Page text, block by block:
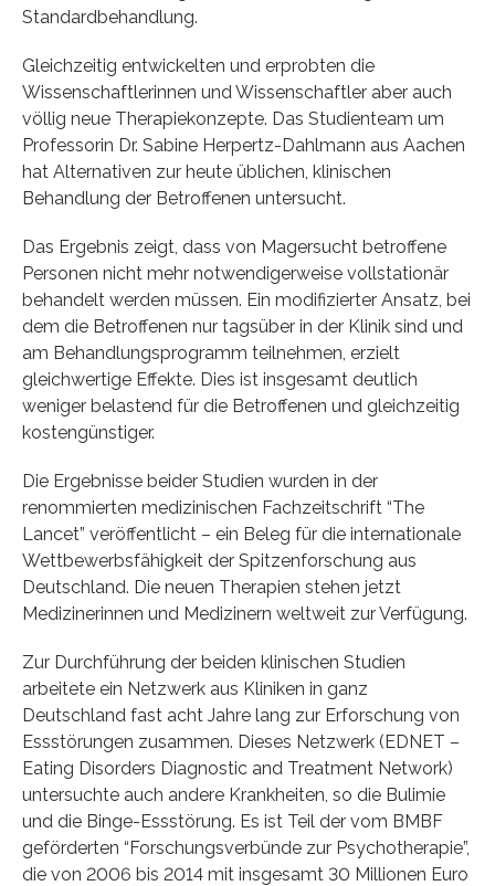
Standardbehandlung.
Gleichzeitig entwickelten und erprobten die
Wissenschaftlerinnen und Wissenschaftler aber auch
völlig neue Therapiekonzepte. Das Studienteam um
Professorin Dr. Sabine Herpertz-Dahlmann aus Aachen
hat Alternativen zur heute üblichen, klinischen
Behandlung der Betroffenen untersucht.
Das Ergebnis zeigt, dass von Magersucht betroffene
Personen nicht mehr notwendigerweise vollstationär
behandelt werden müssen. Ein modifizierter Ansatz, bei
dem die Betroffenen nur tagsüber in der Klinik sind und
am Behandlungsprogramm teilnehmen, erzielt
gleichwertige Effekte. Dies ist insgesamt deutlich
weniger belastend für die Betroffenen und gleichzeitig
kostengünstiger.
Die Ergebnisse beider Studien wurden in der
renommierten medizinischen Fachzeitschrift “The
Lancet” veröffentlicht – ein Beleg für die internationale
Wettbewerbsfähigkeit der Spitzenforschung aus
Deutschland. Die neuen Therapien stehen jetzt
Medizinerinnen und Medizinern weltweit zur Verfügung.
Zur Durchführung der beiden klinischen Studien
arbeitete ein Netzwerk aus Kliniken in ganz
Deutschland fast acht Jahre lang zur Erforschung von
Essstörungen zusammen. Dieses Netzwerk (EDNET –
Eating Disorders Diagnostic and Treatment Network)
untersuchte auch andere Krankheiten, so die Bulimie
und die Binge-Essstörung. Es ist Teil der vom BMBF
geförderten “Forschungsverbünde zur Psychotherapie”,
die von 2006 bis 2014 mit insgesamt 30 Millionen Euro